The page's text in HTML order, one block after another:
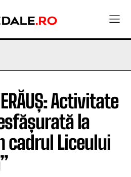
Activitate
la
cadrul Liceului